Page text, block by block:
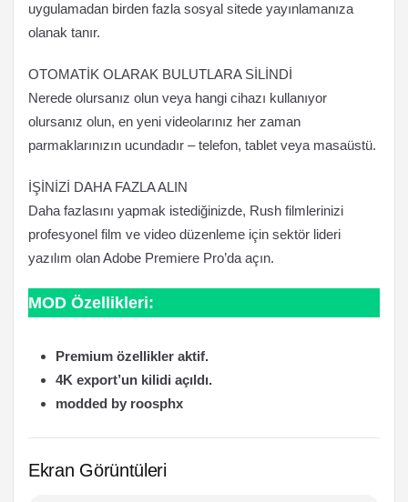
uygulamadan birden fazla sosyal sitede yayınlamanıza
olanak tanır.
OTOMATİK OLARAK BULUTLARA SİLİNDİ
Nerede olursanız olun veya hangi cihazı kullanıyor
olursanız olun, en yeni videolarınız her zaman
parmaklarınızın ucundadır – telefon, tablet veya masaüstü.
İŞİNİZİ DAHA FAZLA ALIN
Daha fazlasını yapmak istediğinizde, Rush filmlerinizi
profesyonel film ve video düzenleme için sektör lideri
yazılım olan Adobe Premiere Pro’da açın.
MOD Özellikleri:
Premium özellikler aktif.
4K export’un kilidi açıldı.
modded by roosphx
Ekran Görüntüleri